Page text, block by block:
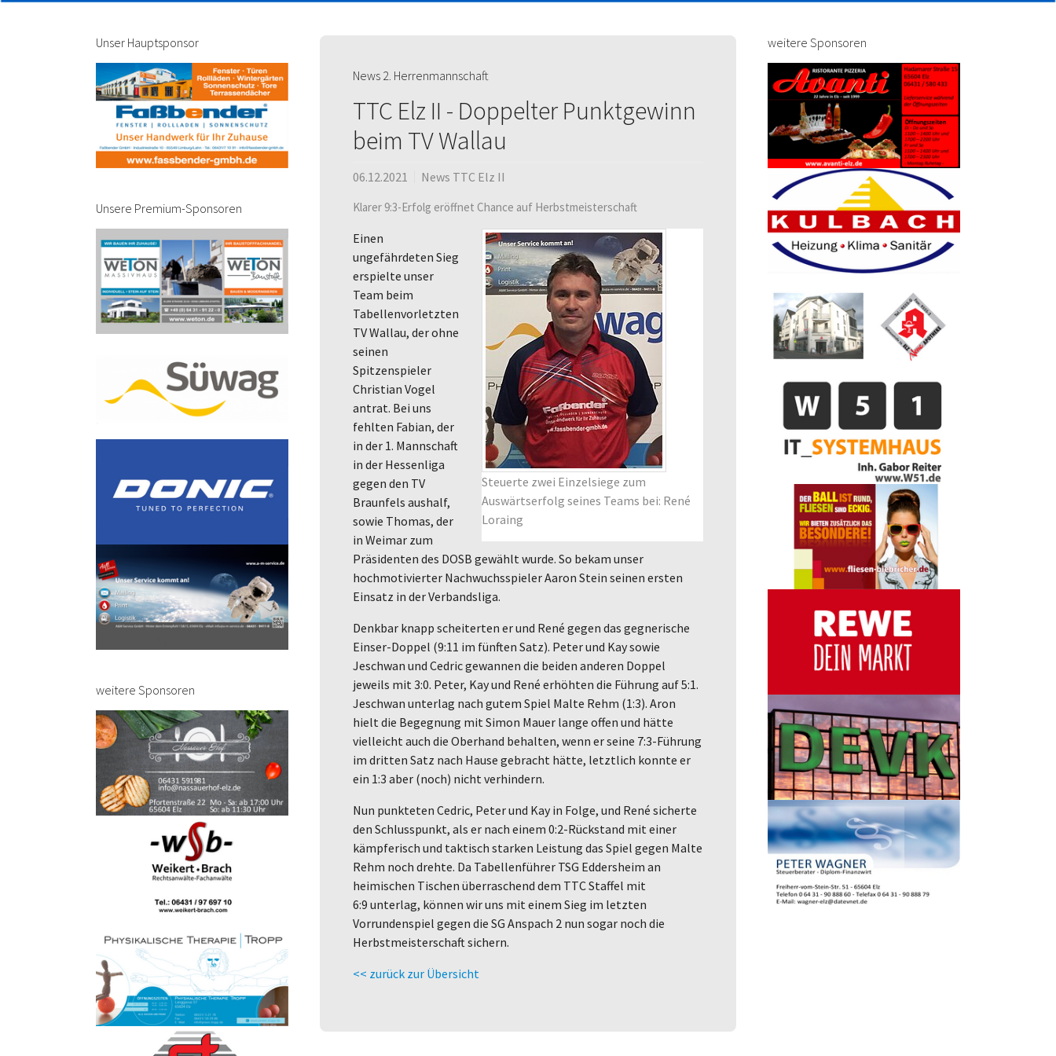
News 2. Herrenmannschaft
TTC Elz II - Doppelter Punktgewinn
beim TV Wallau
06.12.2021 News TTC Elz II
Klarer 9:3-Erfolg eröffnet Chance auf Herbstmeisterschaft
Steuerte zwei Einzelsiege zum
Auswärtserfolg seines Teams bei: René
Loraing
Einen
ungefährdeten Sieg
erspielte unser
Team beim
Tabellenvorletzten
TV Wallau, der ohne
seinen
Spitzenspieler
Christian Vogel
antrat. Bei uns
fehlten Fabian, der
in der 1. Mannschaft
in der Hessenliga
gegen den TV
Braunfels aushalf,
sowie Thomas, der
in Weimar zum
Präsidenten des DOSB gewählt wurde. So bekam unser
hochmotivierter Nachwuchsspieler Aaron Stein seinen ersten
Einsatz in der Verbandsliga.
Denkbar knapp scheiterten er und René gegen das gegnerische
Einser-Doppel (9:11 im fünften Satz). Peter und Kay sowie
Jeschwan und Cedric gewannen die beiden anderen Doppel
jeweils mit 3:0. Peter, Kay und René erhöhten die Führung auf 5:1.
Jeschwan unterlag nach gutem Spiel Malte Rehm (1:3). Aron
hielt die Begegnung mit Simon Mauer lange offen und hätte
vielleicht auch die Oberhand behalten, wenn er seine 7:3-Führung
im dritten Satz nach Hause gebracht hätte, letztlich konnte er
ein 1:3 aber (noch) nicht verhindern.
Nun punkteten Cedric, Peter und Kay in Folge, und René sicherte
den Schlusspunkt, als er nach einem 0:2-Rückstand mit einer
kämpferisch und taktisch starken Leistung das Spiel gegen Malte
Rehm noch drehte. Da Tabellenführer TSG Eddersheim an
heimischen Tischen überraschend dem TTC Staffel mit
6:9 unterlag, können wir uns mit einem Sieg im letzten
Vorrundenspiel gegen die SG Anspach 2 nun sogar noch die
Herbstmeisterschaft sichern.
<< zurück zur Übersicht
Unser Hauptsponsor
Unsere Premium-Sponsoren
weitere Sponsoren
weitere Sponsoren